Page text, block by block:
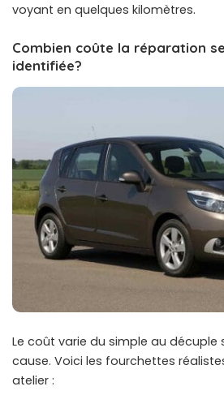
voyant en quelques kilomètres.
Combien coûte la réparation
identifiée?
Le coût varie du simple au décuple
cause. Voici les fourchettes
atelier :